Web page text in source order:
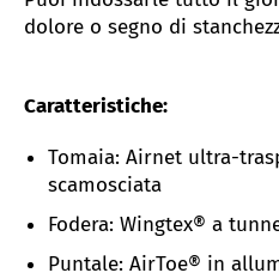
dolore o segno di
Caratteristiche:
Tomaia: Airnet ultra-
scamosciata
Fodera: Wingtex® a
Puntale: AirToe® in